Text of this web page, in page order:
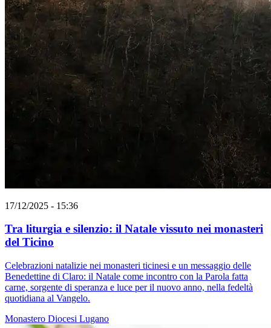
17/12/2025 - 15:36
Tra liturgia e silenzio: il Natale vissuto nei monasteri
del Ticino
Celebrazioni natalizie nei monasteri ticinesi e un messaggio delle
Benedettine di Claro: il Natale come incontro con la Parola fatta
carne, sorgente di speranza e luce per il nuovo anno, nella fedeltà
quotidiana al Vangelo.
Monastero Diocesi Lugano